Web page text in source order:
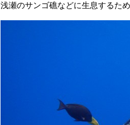
浅瀬のサンゴ礁などに生息するた